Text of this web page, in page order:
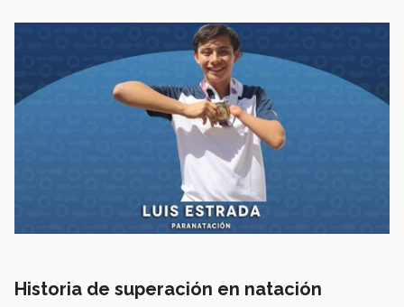
Historia de superación en natación